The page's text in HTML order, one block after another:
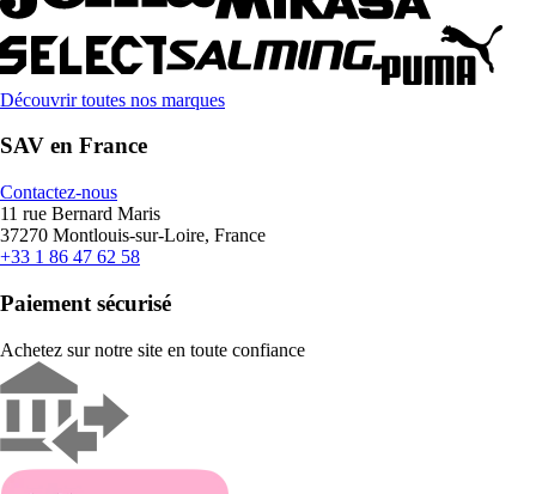
Découvrir toutes nos marques
SAV en France
Contactez-nous
11 rue Bernard Maris
37270 Montlouis-sur-Loire, France
+33 1 86 47 62 58
Paiement sécurisé
Achetez sur notre site en toute confiance